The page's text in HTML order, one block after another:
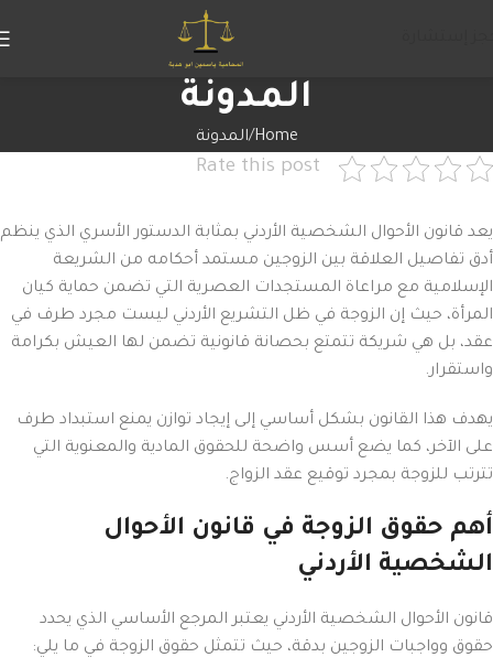
المدونة
Home المدونة
Rate this post
يعد قانون الأحوال الشخصية الأردني بمثابة الدستور الأسري الذي ينظم
أدق تفاصيل العلاقة بين الزوجين مستمد أحكامه من الشريعة
الإسلامية مع مراعاة المستجدات العصرية التي تضمن حماية كيان
المرأة، حيث إن الزوجة في ظل التشريع الأردني ليست مجرد طرف في
عقد، بل هي شريكة تتمتع بحصانة قانونية تضمن لها العيش بكرامة
واستقرار.
يهدف هذا القانون بشكل أساسي إلى إيجاد توازن يمنع استبداد طرف
على الآخر، كما يضع أسس واضحة للحقوق المادية والمعنوية التي
تترتب للزوجة بمجرد توقيع عقد الزواج.
أهم حقوق الزوجة في قانون الأحوال
الشخصية الأردني
قانون الأحوال الشخصية الأردني يعتبر المرجع الأساسي الذي يحدد
حقوق وواجبات الزوجين بدقة، حيث تتمثل حقوق الزوجة في ما يلي: